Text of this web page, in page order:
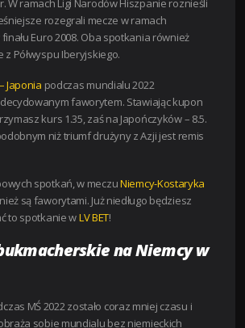
W ramach Ligi Narodów Hiszpanie roznieśli
rozegrali mecze w ramach
Euro 2008. Oba spotkania również
z Półwyspu Iberyjskiego.
Japonia podczas mundialu 2022
faworytem. Stawiając kupon
kurs 1.35, zaś na Japończyków – 8.5.
niż triumf drużyny z Azji jest remis
spotkań, w meczuNiemcy-Kostaryka
są faworytami. Już niedługo będziesz
to spotkanie wLV BET!
na Niemcy w
MŚ 2022 zostało coraz mniej czasu i
sobie mundialu bez niemieckich